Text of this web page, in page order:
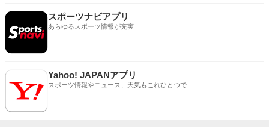
スポーツナビアプリ
あらゆるスポーツ情報が充実
Yahoo! JAPANアプリ
スポーツ情報やニュース、天気もこれひとつで